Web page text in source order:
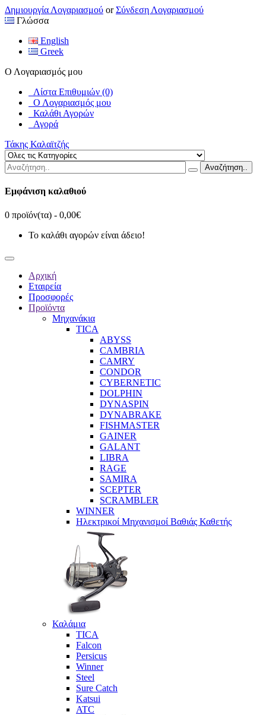
Δημιουργία Λογαριασμού orΣύνδεση Λογαριασμού
Γλώσσα
English
Greek
Ο Λογαριασμός μου
Λίστα Επιθυμιών (0)
Ο Λογαριασμός μου
Καλάθι Αγορών
Αγορά
Τάκης Καλαϊτζής
Αναζήτηση..
Εμφάνιση καλαθιού
0 προϊόν(τα) - 0,00€
Το καλάθι αγορών είναι άδειο!
Αρχική
Εταιρεία
Προσφορές
Προϊόντα
Μηχανάκια
TICA
ABYSS
CAMBRIA
CAMRY
CONDOR
CYBERNETIC
DOLPHIN
DYNASPIN
DYNABRAKE
FISHMASTER
GAINER
GALANT
LIBRA
RAGE
SAMIRA
SCEPTER
SCRAMBLER
WINNER
Ηλεκτρικοί Μηχανισμοί Βαθιάς Καθετής
Καλάμια
TICA
Falcon
Persicus
Winner
Steel
Sure Catch
Katsui
ATC